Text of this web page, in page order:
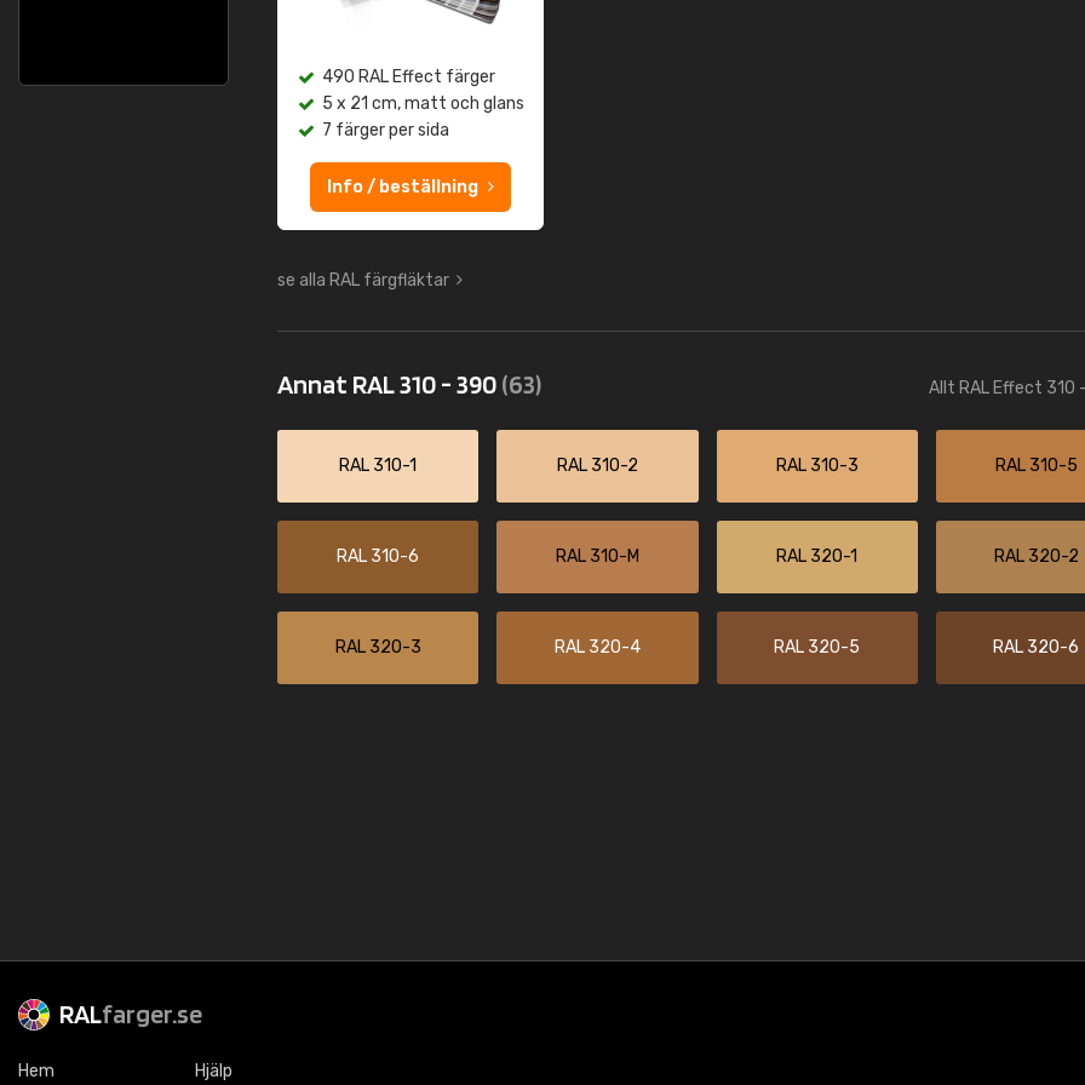
490 RAL Effect färger
5 x 21 cm, matt och glans
7 färger per sida
Info / beställning
se alla RAL färgfläktar
Annat RAL 310 - 390(63) Allt RAL Effect 310
RAL 310-1 RAL 310-2 RAL 310-3 RAL 310-5
RAL 310-6 RAL 310-M RAL 320-1 RAL 320-2
RAL 320-3 RAL 320-4 RAL 320-5 RAL 320-6
RALfarger.se
Hem Hjälp